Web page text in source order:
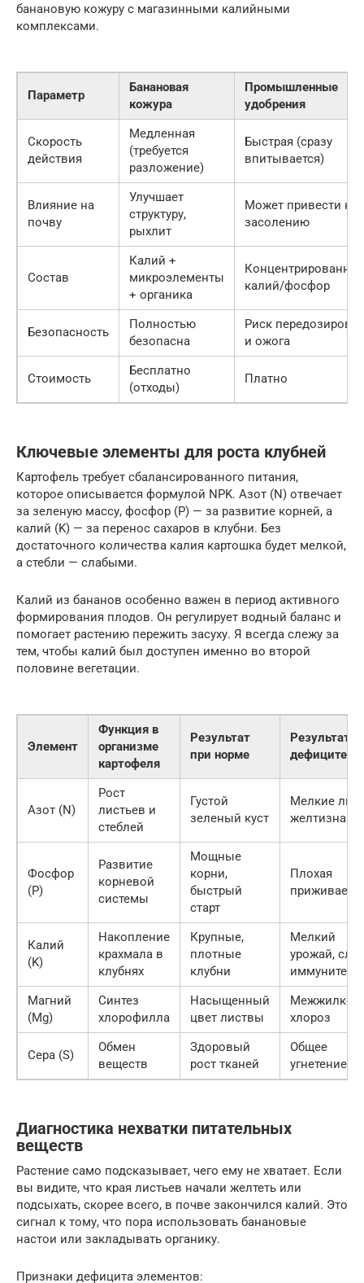
банановую кожуру с магазинными калийными
комплексами.
Параметр
Банановая
кожура
Промышленные
удобрения
Скорость
действия
Медленная
(требуется
разложение)
Быстрая (сразу
впитывается)
Влияние на
почву
Улучшает
структуру,
рыхлит
Может привести к
засолению
Состав
Калий +
микроэлементы
+ органика
калий/фосфор
Безопасность
Полностью
безопасна
Риск
и ожога
Стоимость
Бесплатно
(отходы)
Платно
Ключевые элементы для роста клубней
Картофель требует сбалансированного питания,
которое описывается формулой NPK. Азот (N) отвечает
за зеленую массу, фосфор (P) — за развитие корней, а
калий (K) — за перенос сахаров в клубни. Без
достаточного количества калия картошка будет мелкой,
а стебли — слабыми.
Калий из бананов особенно важен в период активного
формирования плодов. Он регулирует водный баланс и
помогает растению пережить засуху. Я всегда слежу за
тем, чтобы калий был доступен именно во второй
половине вегетации.
Элемент
Функция в
организме
картофеля
Результат
при норме
Результат
дефиците
Азот (N)
Рост
листьев и
стеблей
Густой
зеленый куст
Мелкие
желтизна
Фосфор
(P)
Развитие
корневой
системы
Мощные
корни,
быстрый
старт
Плохая
Калий
(K)
Накопление
крахмала в
клубнях
Крупные,
плотные
клубни
Мелкий
урожай,
иммунитет
Магний
(Mg)
Синтез
хлорофилла
Насыщенный
цвет листвы
хлороз
Сера (S)
Обмен
веществ
Здоровый
рост тканей
Общее
угнетение
Диагностика нехватки питательных
веществ
Растение само подсказывает, чего ему не хватает. Если
вы видите, что края листьев начали желтеть или
подсыхать, скорее всего, в почве закончился калий. Это
сигнал к тому, что пора использовать банановые
настои или закладывать органику.
Признаки дефицита элементов: